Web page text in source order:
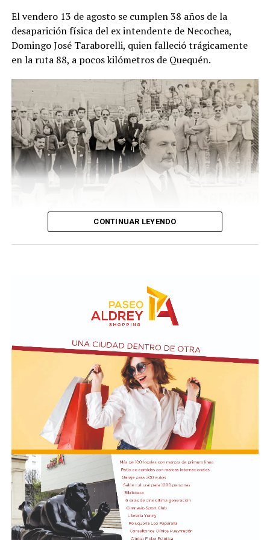
cuando un hombre que recorría la zona junto a sus
perros advirtió una bolsa ubicada junto a una zanja.
Alertado por el comportamiento de los animales, se
acercó y comprobó que contenía restos humanos. DIB
El vendero 13 de agosto se cumplen 38 años de la
desaparición física del ex intendente de Necochea,
Domingo José Taraborelli, quien falleció trágicamente
en la ruta 88, a pocos kilómetros de Quequén.
El vendero 13 de agosto se cumplen 38 años de la
desaparición física del ex intendente de Necochea,
en la ruta 88, a pocos kilómetros de Quequén.
Junto con el intendente de Necochea habían muerto
tres docentes que, luego se supo, habían subido a su
automóvil pocos kilómetros antes, donde se hallaban
haciendo dedo. La colisión frontal resultó letal: sólo
sobrevivió el chofer del camión.
El hall del Palacio Comunal fue el lugar donde velaron
sus restos y ante el cual desfiló todo el arco político de
aquel momento, incluyendo a la camada de jóvenes que
habían dado sus primeros pasos en el peronismo, bajo
el liderazgo de “Coco” Taraborelli como conductor. Y el
vicegobernador Luis Macaya, que acompañó sus restos
CONTINUAR LEYENDO